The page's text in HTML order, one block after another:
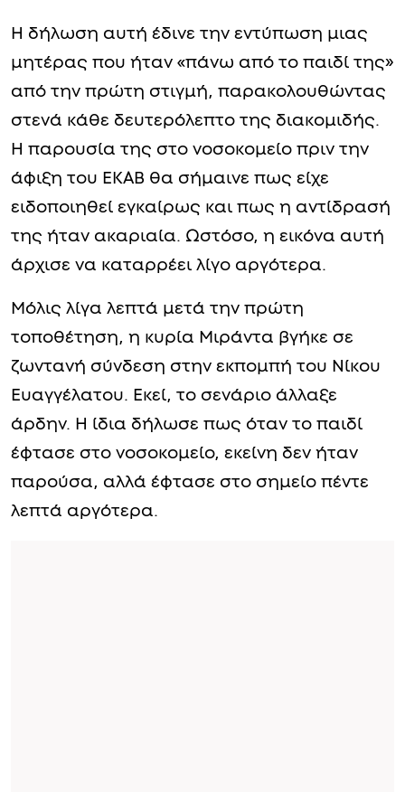
Η δήλωση αυτή έδινε την εντύπωση μιας
μητέρας που ήταν «πάνω από το παιδί της»
από την πρώτη στιγμή, παρακολουθώντας
στενά κάθε δευτερόλεπτο της διακομιδής.
Η παρουσία της στο νοσοκομείο πριν την
άφιξη του ΕΚΑΒ θα σήμαινε πως είχε
ειδοποιηθεί εγκαίρως και πως η αντίδρασή
της ήταν ακαριαία. Ωστόσο, η εικόνα αυτή
άρχισε να καταρρέει λίγο αργότερα.
Μόλις λίγα λεπτά μετά την πρώτη
τοποθέτηση, η κυρία Μιράντα βγήκε σε
ζωντανή σύνδεση στην εκπομπή του Νίκου
Ευαγγέλατου. Εκεί, το σενάριο άλλαξε
άρδην. Η ίδια δήλωσε πως όταν το παιδί
έφτασε στο νοσοκομείο, εκείνη δεν ήταν
παρούσα, αλλά έφτασε στο σημείο πέντε
λεπτά αργότερα.